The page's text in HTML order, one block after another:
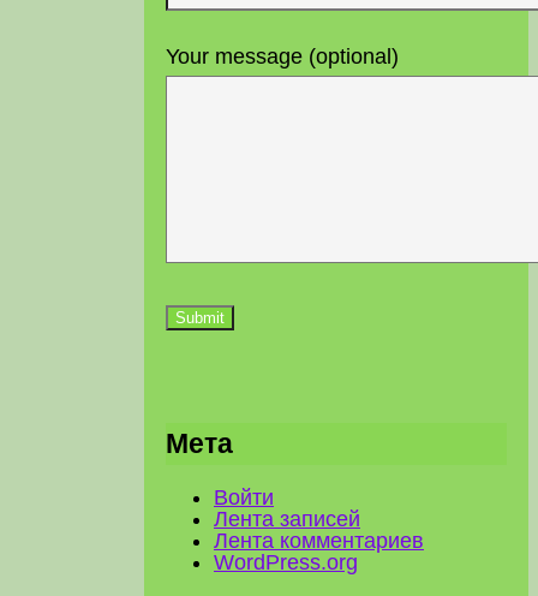
Your message (optional)
Мета
Войти
Лента записей
Лента комментариев
WordPress.org